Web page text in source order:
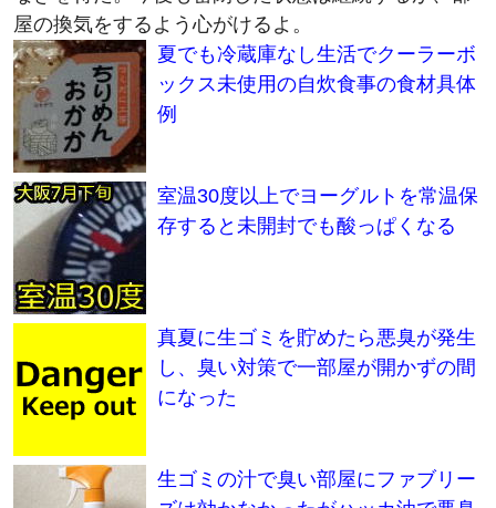
夏でも冷蔵庫なし生活でクーラーボ
ックス未使用の自炊食事の食材具体
例
存すると未開封でも酸っぱくなる
し、臭い対策で一部屋が開かずの間
になった
ズは効かなかったがハッカ油で悪臭